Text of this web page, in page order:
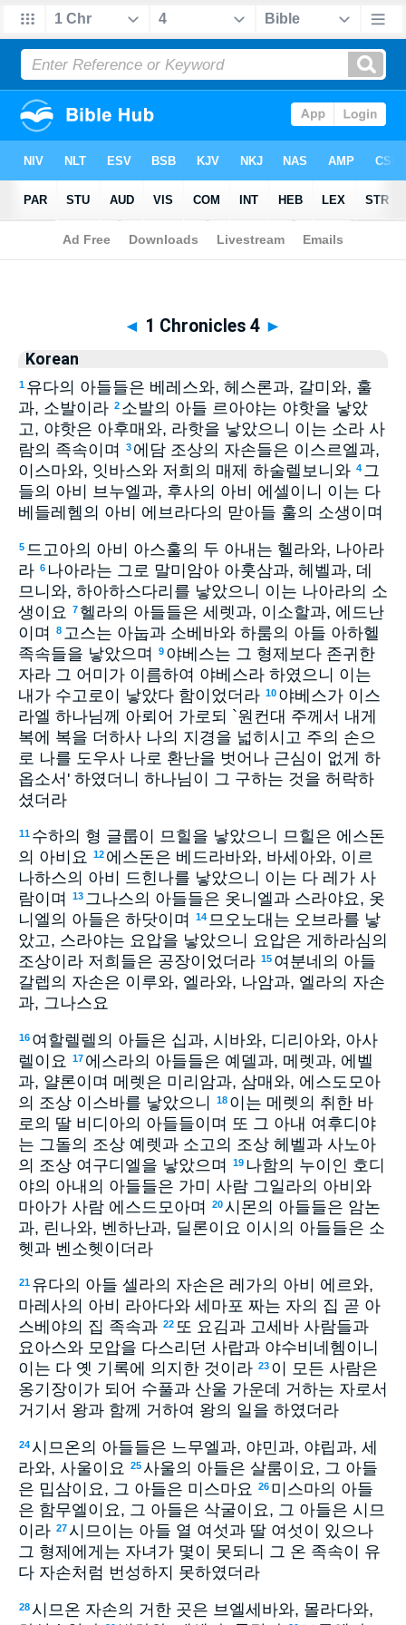
Biblia>Korean > 1 Chronicles 4
◄ 1 Chronicles 4 ►
Korean
1 유다의 아들들은 베레스와, 헤스론과, 갈미와, 훌
과, 소발이라 2 소발의 아들 르아야는 야핫을 낳았
고, 야핫은 아후매와, 라핫을 낳았으니 이는 소라 사
람의 족속이며
3 에담 조상의 자손들은 이스르엘과,
이스마와, 잇바스와 저희의 매제 하술렐보니와 4 그
들의 아비 브누엘과, 후사의 아비 에셀이니 이는 다
베들레헴의 아비 에브라다의 맏아들 훌의 소생이며
5 드고아의 아비 아스훌의 두 아내는 헬라와, 나아라
라 6 나아라는 그로 말미암아 아훗삼과, 헤벨과, 데
므니와, 하아하스다리를 낳았으니 이는 나아라의 소
생이요
7 헬라의 아들들은 세렛과, 이소할과, 에드난
이며
8 고스는 아눕과 소베바와 하룸의 아들 아하헬
족속들을 낳았으며
9 야베스는 그 형제보다 존귀한
자라 그 어미가 이름하여 야베스라 하였으니 이는
내가 수고로이 낳았다 함이었더라 10 야베스가 이스
라엘 하나님께 아뢰어 가로되 `원컨대 주께서 내게
복에 복을 더하사 나의 지경을 넓히시고 주의 손으
로 나를 도우사 나로 환난을 벗어나 근심이 없게 하
옵소서' 하였더니 하나님이 그 구하는 것을 허락하
셨더라
11 수하의 형 글룹이 므힐을 낳았으니 므힐은 에스돈
의 아비요 12 에스돈은 베드라바와, 바세아와, 이르
나하스의 아비 드힌나를 낳았으니 이는 다 레가 사
람이며
13 그나스의 아들들은 옷니엘과 스라야요, 옷
니엘의 아들은 하닷이며
14 므오노대는 오브라를 낳
았고, 스라야는 요압을 낳았으니 요압은 게하라심의
조상이라 저희들은 공장이었더라 15 여분네의 아들
갈렙의 자손은 이루와, 엘라와, 나암과, 엘라의 자손
과, 그나스요
16 여할렐렐의 아들은 십과, 시바와, 디리아와, 아사
렐이요
17 에스라의 아들들은 예델과, 메렛과, 에벨
과, 얄론이며 메렛은 미리암과, 삼매와, 에스도모아
의 조상 이스바를 낳았으니
18 이는 메렛의 취한 바
로의 딸 비디아의 아들들이며 또 그 아내 여후디야
는 그돌의 조상 예렛과 소고의 조상 헤벨과 사노아
의 조상 여구디엘을 낳았으며
19 나함의 누이인 호디
야의 아내의 아들들은 가미 사람 그일라의 아비와
마아가 사람 에스드모아며
20시몬의 아들들은 암논
과, 린나와, 벤하난과, 딜론이요 이시의 아들들은 소
헷과 벤소헷이더라
21 유다의 아들 셀라의 자손은 레가의 아비 에르와,
마레사의 아비 라아다와 세마포 짜는 자의 집 곧 아
스베야의 집 족속과 22 또 요김과 고세바 사람들과
요아스와 모압을 다스리던 사랍과 야수비네헴이니
이는 다 옛 기록에 의지한 것이라 23 이 모든 사람은
옹기장이가 되어 수풀과 산울 가운데 거하는 자로서
거기서 왕과 함께 거하여 왕의 일을 하였더라
24시므온의 아들들은 느무엘과, 야민과, 야립과, 세
라와, 사울이요
25사울의 아들은 살룸이요, 그 아들
은 밉삼이요, 그 아들은 미스마요
26 미스마의 아들
은 함무엘이요, 그 아들은 삭굴이요, 그 아들은 시므
이라 27시므이는 아들 열 여섯과 딸 여섯이 있으나
그 형제에게는 자녀가 몇이 못되니 그 온 족속이 유
다 자손처럼 번성하지 못하였더라
28시므온 자손의 거한 곳은 브엘세바와, 몰라다와,